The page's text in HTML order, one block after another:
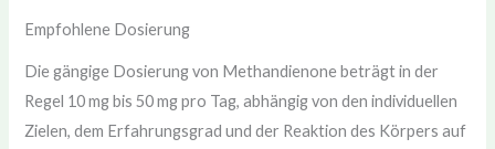
Empfohlene Dosierung
Die gängige Dosierung von Methandienone beträgt in der
Regel 10 mg bis 50 mg pro Tag, abhängig von den individuellen
Zielen, dem Erfahrungsgrad und der Reaktion des Körpers auf